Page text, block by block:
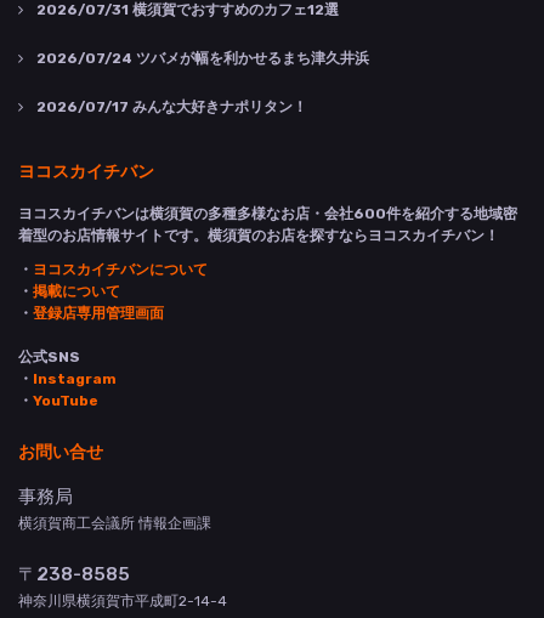
2026/07/31 横須賀でおすすめのカフェ12選
2026/07/24 ツバメが幅を利かせるまち津久井浜
2026/07/17 みんな大好きナポリタン！
ヨコスカイチバン
ヨコスカイチバンは横須賀の多種多様なお店・会社600件を紹介する地域密
着型のお店情報サイトです。横須賀のお店を探すならヨコスカイチバン！
・ ヨコスカイチバンについて
・ 掲載について
・ 登録店専用管理画面
公式SNS
・ Instagram
・ YouTube
お問い合せ
事務局
横須賀商工会議所 情報企画課
〒238-8585
神奈川県横須賀市平成町2-14-4